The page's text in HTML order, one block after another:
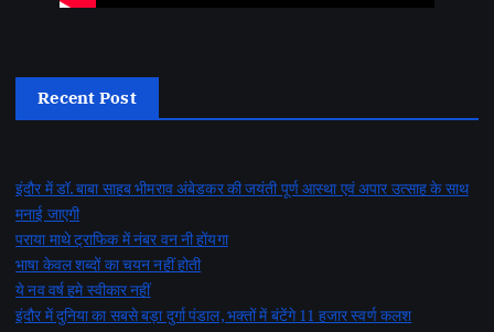
Recent Post
इंदौर में डॉ. बाबा साहब भीमराव अंबेडकर की जयंती पूर्ण आस्था एवं अपार उत्साह के साथ
मनाई जाएगी
पराया माथे ट्राफिक में नंबर वन नी होंयगा
भाषा केवल शब्दों का चयन नहीं होती
ये नव वर्ष हमे स्वीकार नहीं
इंदौर में दुनिया का सबसे बड़ा दुर्गा पंडाल, भक्तों में बंटेंगे 11 हजार स्वर्ण कलश